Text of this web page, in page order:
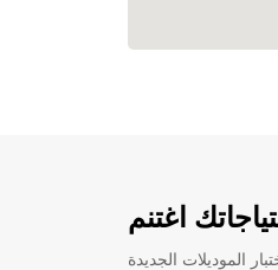
اغتنم
الموديلات الجديدة